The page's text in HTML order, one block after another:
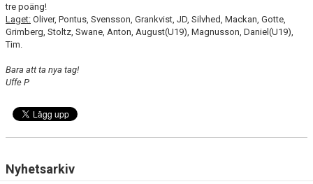
tre poäng!
Laget: Oliver, Pontus, Svensson, Grankvist, JD, Silvhed, Mackan, Gotte,
Grimberg, Stoltz, Swane, Anton, August(U19), Magnusson, Daniel(U19),
Tim.
Bara att ta nya tag!
Uffe P
Nyhetsarkiv